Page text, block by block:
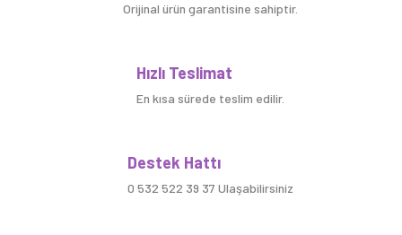
Orijinal ürün garantisine sahiptir.
Hızlı Teslimat
En kısa sürede teslim edilir.
Destek Hattı
0 532 522 39 37 Ulaşabilirsiniz